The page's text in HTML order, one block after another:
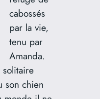
cabossés
par la vie,
tenu par
Amanda.
son chien